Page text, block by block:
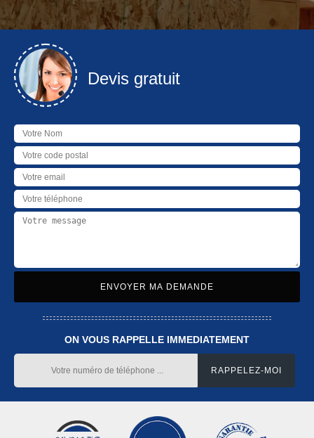
Devis gratuit
ON VOUS RAPPELLE IMMEDIATEMENT